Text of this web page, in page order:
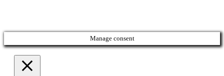
Manage consent